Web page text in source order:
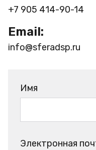
+7 905 414-90-14
Email:
info@sferadsp.ru
Имя
Электронная